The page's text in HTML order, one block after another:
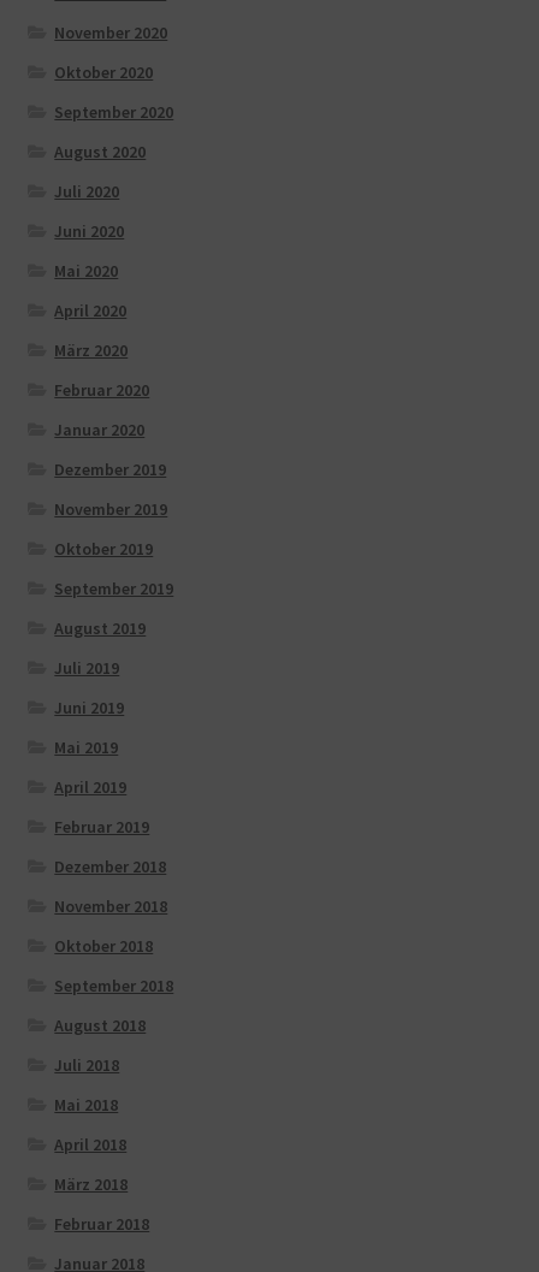
November 2020
Oktober 2020
September 2020
August 2020
Juli 2020
Juni 2020
Mai 2020
April 2020
März 2020
Februar 2020
Januar 2020
Dezember 2019
November 2019
Oktober 2019
September 2019
August 2019
Juli 2019
Juni 2019
Mai 2019
April 2019
Februar 2019
Dezember 2018
November 2018
Oktober 2018
September 2018
August 2018
Juli 2018
Mai 2018
April 2018
März 2018
Februar 2018
Januar 2018